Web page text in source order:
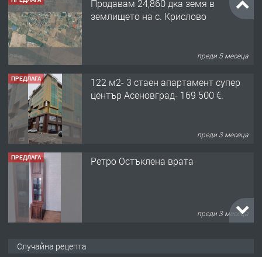
122 м2- 3 стаен апартамент супер
център Асеновград- 169 500 €.
преди 3 месеца
ПРЕДЛАГА Ретро Остъклена врата
преди 3 месеца
ПРЕДЛАГА
🌟HYUNDAI i10 - 2024 | Само 55 лв./
преди 10 месеца
Случайна рецепта